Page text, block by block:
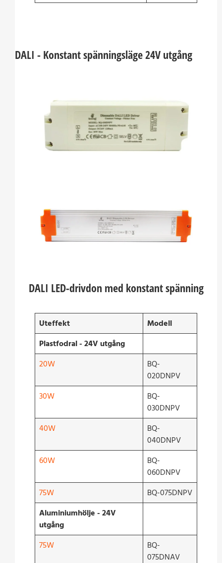
DALI - Konstant spänningsläge 24V utgång
DALI LED-drivdon med konstant spänning
Uteffekt
Modell
Plastfodral - 24V utgång
20W
BQ-
020DNPV
30W
BQ-
030DNPV
40W
BQ-
040DNPV
60W
BQ-
060DNPV
75W
BQ-075DNPV
Aluminiumhölje - 24V
utgång
75W
BQ-
075DNAV